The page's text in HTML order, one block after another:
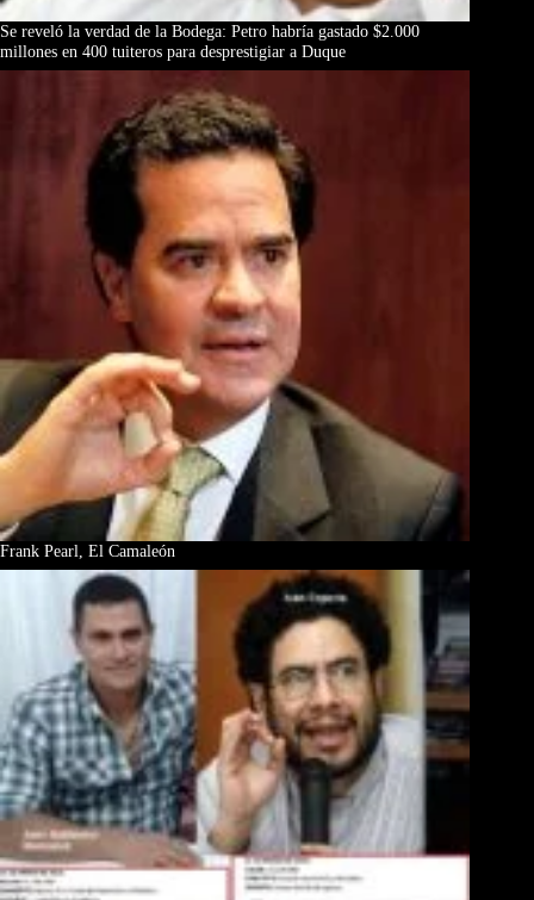
Se reveló la verdad de la Bodega: Petro habría gastado $2.000
millones en 400 tuiteros para desprestigiar a Duque
Frank Pearl, El Camaleón